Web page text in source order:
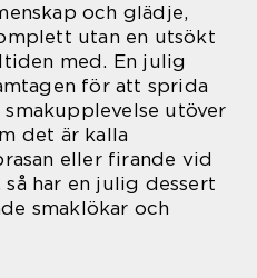
och glädje,
utan en utsökt
med. En julig
för att sprida
utöver
det är kalla
eller firande vid
har en julig dessert
smaklökar och